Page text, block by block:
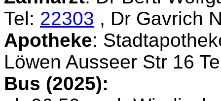
Tel: 22303 , Dr Gavrich
Apotheke:
Löwen Ausseer Str 16
Bus (2025):